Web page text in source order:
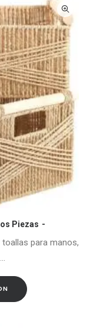
Piezas
para manos,